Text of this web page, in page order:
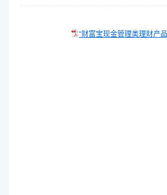
“财富宝现金管理类理财产